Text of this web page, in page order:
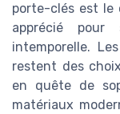
porte-clés est le
apprécié pour
intemporelle.
restent des
en quête de
matériaux